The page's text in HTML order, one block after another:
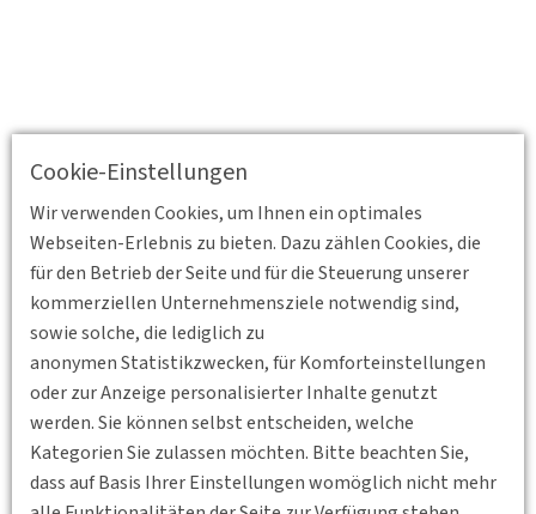
Cookie-Einstellungen
Wir verwenden Cookies, um Ihnen ein optimales
Webseiten-Erlebnis zu bieten. Dazu zählen Cookies, die
für den Betrieb der Seite und für die Steuerung unserer
kommerziellen Unternehmensziele notwendig sind,
sowie solche, die lediglich zu
anonymen Statistikzwecken, für Komforteinstellungen
oder zur Anzeige personalisierter Inhalte genutzt
werden. Sie können selbst entscheiden, welche
Kategorien Sie zulassen möchten. Bitte beachten Sie,
dass auf Basis Ihrer Einstellungen womöglich nicht mehr